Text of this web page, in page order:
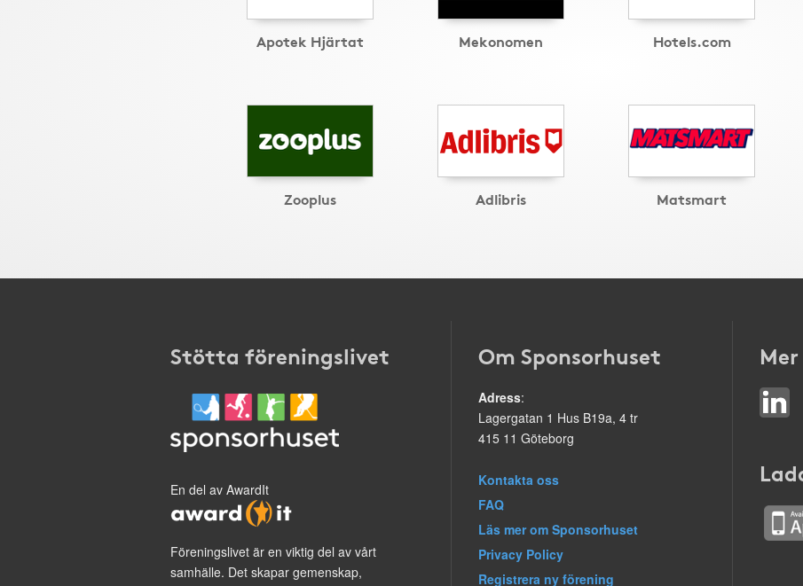
Apotek Hjärtat Mekonomen Hotels.com
Zooplus Adlibris Matsmart
Stötta föreningslivet
En del av AwardIt
Föreningslivet är en viktig del av vårt
samhälle. Det skapar gemenskap,
Om Sponsorhuset
Adress:
Lagergatan 1 Hus B19a, 4 tr
415 11 Göteborg
Kontakta oss
FAQ
Läs mer om Sponsorhuset
Privacy Policy
Registrera ny förening